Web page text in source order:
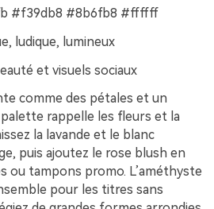
#f39db8 #8b6fb8 #ffffff
ludique, lumineux
et visuels sociaux
comme des pétales et un
rappelle les fleurs et la
la lavande et le blanc
puis ajoutez le rose blush en
ou tampons promo. L’améthyste
pour les titres sans